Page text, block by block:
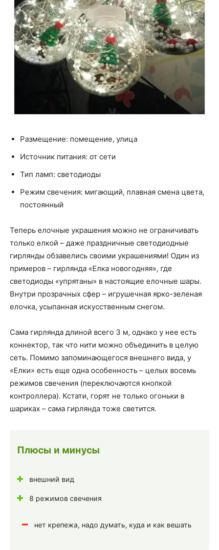
Размещение: помещение, улица
Источник питания: от сети
Тип ламп: светодиоды
Режим свечения: мигающий, плавная смена цвета,
постоянный
Теперь елочные украшения можно не ограничивать
только елкой – даже праздничные светодиодные
гирлянды обзавелись своими украшениями! Один из
примеров – гирлянда «Елка новогодняя», где
светодиоды «упрятаны» в настоящие елочные шары.
Внутри прозрачных сфер – игрушечная ярко-зеленая
елочка, усыпанная искусственным снегом.
Сама гирлянда длиной всего 3 м, однако у нее есть
коннектор, так что нити можно объединить в целую
сеть. Помимо запоминающегося внешнего вида, у
«Елки» есть еще одна особенность – целых восемь
режимов свечения (переключаются кнопкой
контроллера). Кстати, горят не только огоньки в
шариках – сама гирлянда тоже светится.
Плюсы и минусы
внешний вид
8 режимов свечения
нет крепежа, надо думать, куда и как вешать